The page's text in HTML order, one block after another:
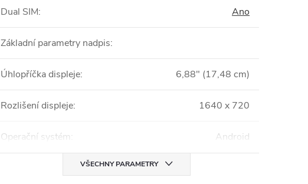
Dual SIM: Ano
Základní parametry nadpis:
Úhlopříčka displeje: 6,88" (17,48 cm)
Rozlišení displeje: 1640 x 720
Operační systém: Android
VŠECHNY PARAMETRY